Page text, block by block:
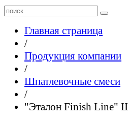
Главная страница
/
Продукция компании
/
Шпатлевочные смеси
/
"Эталон Finish Line"